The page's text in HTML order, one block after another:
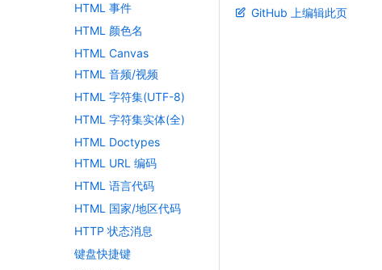
HTML 事件
HTML 颜色名
HTML Canvas
HTML 音频/视频
HTML 字符集(UTF-8)
HTML 字符集实体(全)
HTML Doctypes
HTML URL 编码
HTML 语言代码
HTML 国家/地区代码
HTTP 状态消息
键盘快捷键
GitHub 上编辑此页